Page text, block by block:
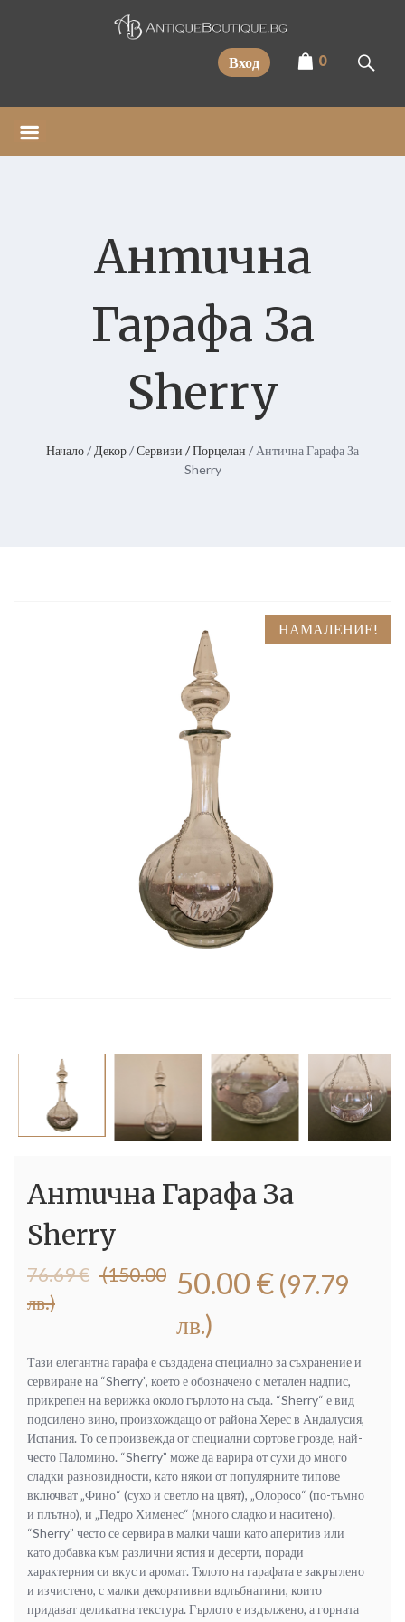
Вход 0
Антична
Гарафа За
Sherry
Начало/ Декор/Сервизи / Порцелан / Антична Гарафа За
Sherry
НАМАЛЕНИЕ!
Антична Гарафа За
Sherry
76.69€ (150.00
лв.)
Original
was:
лв.).
50.00 € (97.79
лв.)
Текущата
е:
лв.).
Тази елегантна гарафа е създадена специално за съхранение и
сервиране на “Sherry”, което е обозначено с метален надпис,
прикрепен на верижка около гърлото на съда. “Sherry“ е вид
подсилено вино, произхождащо от района Херес в Андалусия,
Испания. То се произвежда от специални сортове грозде, най-
често Паломино. “Sherry” може да варира от сухи до много
сладки разновидности, като някои от популярните типове
включват „Фино“ (сухо и светло на цвят), „Олоросо“ (по-тъмно
и плътно), и „Педро Хименес“ (много сладко и наситено).
“Sherry” често се сервира в малки чаши като аперитив или
като добавка към различни ястия и десерти, поради
характерния си вкус и аромат. Тялото на гарафата е закръглено
и изчистено, с малки декоративни вдлъбнатини, които
придават деликатна текстура. Гърлото е издължено, а горната